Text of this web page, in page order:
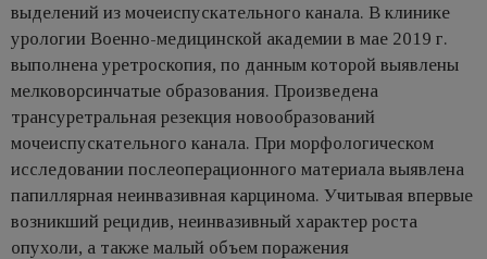
выделений из мочеиспускательного канала. В клинике
урологии Военно-медицинской академии в мае 2019 г.
выполнена уретроскопия, по данным которой выявлены
мелковорсинчатые образования. Произведена
трансуретральная резекция новообразований
мочеиспускательного канала. При морфологическом
исследовании послеоперационного материала выявлена
папиллярная неинвазивная карцинома. Учитывая впервые
возникший рецидив, неинвазивный характер роста
опухоли, а также малый объем поражения